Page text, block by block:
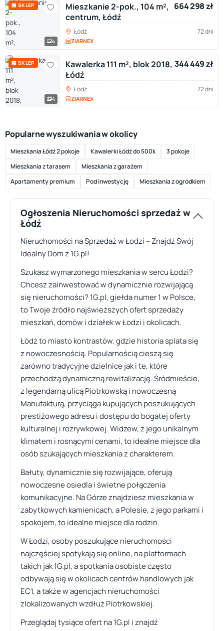
🏪 SKLEP
4
Mieszkanie 2-pok., 104 m²,
centrum, Łódź
664 298 zł
Łódź 72 dni
ZIARNEX
🏪 SKLEP
4
Kawalerka 111 m², blok 2018,
Łódź
344 449 zł
Łódź 72 dni
ZIARNEX
Popularne wyszukiwania w okolicy
Mieszkania Łódź 2 pokoje Kawalerki Łódź do 500k
3 pokoje
Mieszkania z tarasem
Mieszkania z garażem
Apartamenty premium
Pod inwestycję Mieszkania z ogródkiem
Ogłoszenia Nieruchomości sprzedaż w
Łódź
Nieruchomości na Sprzedaż w Łodzi – Znajdź Swój
Idealny Dom z 1G.pl!
Szukasz wymarzonego mieszkania w sercu Łodzi?
Chcesz zainwestować w dynamicznie rozwijającą
się nieruchomości? 1G.pl, giełda numer 1 w Polsce,
to Twoje źródło najświeższych ofert sprzedaży
mieszkań, domów i działek w Łodzi i okolicach.
Łódź to miasto kontrastów, gdzie historia splata się
z nowoczesnością. Popularnością cieszą się
zarówno tradycyjne dzielnice jak i te, które
przechodzą dynamiczną rewitalizację. Śródmieście,
z legendarną ulicą Piotrkowską i nowoczesną
Manufakturą, przyciąga kupujących poszukujących
prestiżowego adresu i dostępu do bogatej oferty
kulturalnej i rozrywkowej. Widzew, z jego unikalnym
klimatem i rosnącymi cenami, to idealne miejsce dla
osób szukających mieszkania z charakterem.
Bałuty, dynamicznie się rozwijające, oferują
nowoczesne osiedla i świetne połączenia
komunikacyjne. Na Górze znajdziesz mieszkania w
zabytkowych kamienicach, a Polesie, z jego parkami i
spokojem, to idealne miejsce dla rodzin.
W Łodzi, osoby poszukujące nieruchomości
najczęściej spotykają się online, na platformach
takich jak 1G.pl, a spotkania osobiste często
odbywają się w okolicach centrów handlowych jak
EC1, a także w agencjach nieruchomości
zlokalizowanych wzdłuż Piotrkowskiej.
Przeglądaj tysiące ofert na 1G.pl i znajdź